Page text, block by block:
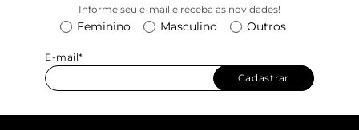
Informe seu e-mail e receba as novidades!
Feminino Masculino Outros
E-mail*
Cadastrar